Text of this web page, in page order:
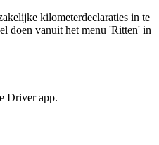
kilometerdeclaraties in te
doen vanuit het menu 'Ritten' in
Driver app.